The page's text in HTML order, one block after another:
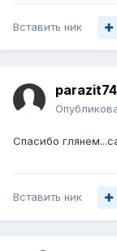
Вставить ник
parazit74
Спасибо
Вставить ник